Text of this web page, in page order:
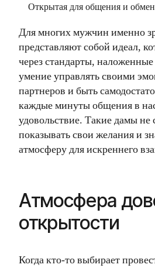
Открытая для общения и
Для многих мужчин именно
представляют собой идеал,
через стандарты,
умение управлять своими
партнеров и быть
каждые минуты общения в
удовольствие. Такие дамы не
показывать свои желания и
атмосферу для искреннего
Атмосфера
открытости
Когда кто-то выбирает